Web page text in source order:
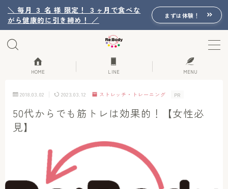
＼ 毎月 ３ 名 様 限定！ ３ヶ月で食べな
がら健康的に引き締め！ ／
まずは体験！
MENU
Re:Bodyの想い
Re:Bodyのセッション
初回体験詳細
Re:Bodyのメニュー
記事カテゴリー一覧
HOME LINE MENU
2018.03.02 2023.03.12 ストレッチ・トレーニング PR
50代からでも筋トレは効果的！【女性必
見】